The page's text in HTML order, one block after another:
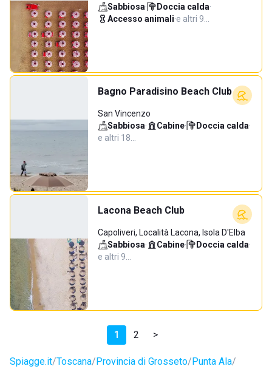
Sabbiosa· Doccia calda·
Accesso animali·e altri 9…
Bagno Paradisino Beach Club
San Vincenzo
Sabbiosa· Cabine· Doccia calda·
e altri 18…
Lacona Beach Club
Capoliveri, Località Lacona, Isola D'Elba
Sabbiosa· Cabine· Doccia calda·
e altri 9…
1 2 >
Spiagge.it Toscana Provincia di Grosseto Punta Ala